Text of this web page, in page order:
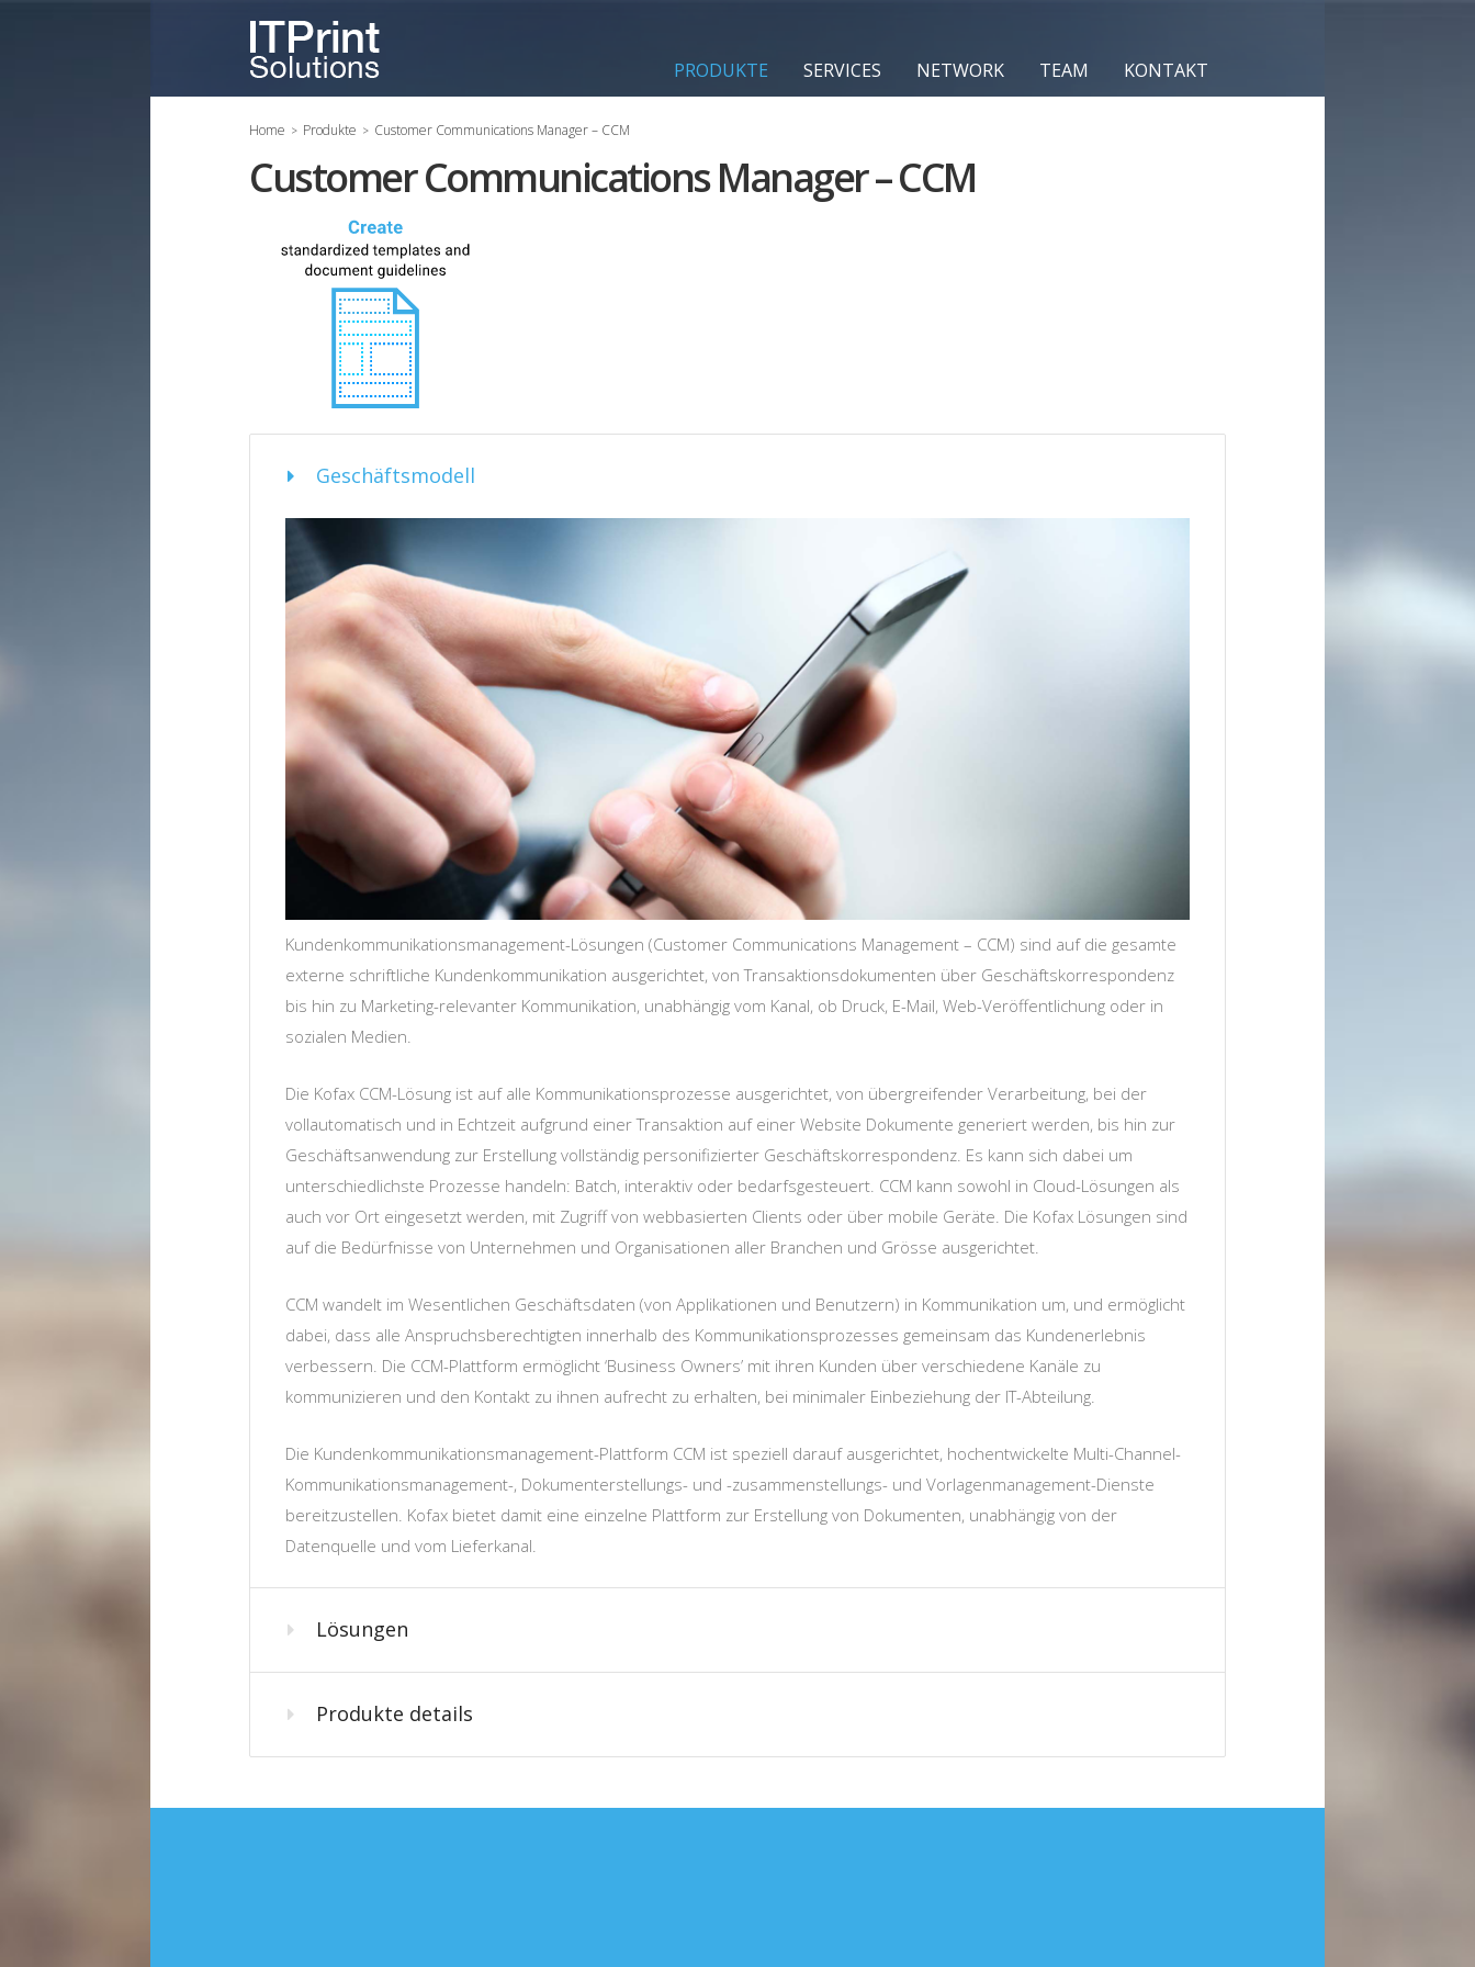
PRODUKTE SERVICES NETWORK TEAM KONTAKT
Home Produkte Customer Communications Manager – CCM
Customer Communications Manager – CCM
Geschäftsmodell
Kundenkommunikationsmanagement-Lösungen (Customer Communications Management – CCM) sind auf die gesamte
externe schriftliche Kundenkommunikation ausgerichtet, von Transaktionsdokumenten über Geschäftskorrespondenz
bis hin zu Marketing-relevanter Kommunikation, unabhängig vom Kanal, ob Druck, E-Mail, Web-Veröffentlichung oder in
sozialen Medien.
Die Kofax CCM-Lösung ist auf alle Kommunikationsprozesse ausgerichtet, von übergreifender Verarbeitung, bei der
vollautomatisch und in Echtzeit aufgrund einer Transaktion auf einer Website Dokumente generiert werden, bis hin zur
Geschäftsanwendung zur Erstellung vollständig personifizierter Geschäftskorrespondenz. Es kann sich dabei um
unterschiedlichste Prozesse handeln: Batch, interaktiv oder bedarfsgesteuert. CCM kann sowohl in Cloud-Lösungen als
auch vor Ort eingesetzt werden, mit Zugriff von webbasierten Clients oder über mobile Geräte. Die Kofax Lösungen sind
auf die Bedürfnisse von Unternehmen und Organisationen aller Branchen und Grösse ausgerichtet.
CCM wandelt im Wesentlichen Geschäftsdaten (von Applikationen und Benutzern) in Kommunikation um, und ermöglicht
dabei, dass alle Anspruchsberechtigten innerhalb des Kommunikationsprozesses gemeinsam das Kundenerlebnis
verbessern. Die CCM-Plattform ermöglicht ‘Business Owners’ mit ihren Kunden über verschiedene Kanäle zu
kommunizieren und den Kontakt zu ihnen aufrecht zu erhalten, bei minimaler Einbeziehung der IT-Abteilung.
Die Kundenkommunikationsmanagement-Plattform CCM ist speziell darauf ausgerichtet, hochentwickelte Multi-Channel-
Kommunikationsmanagement-, Dokumenterstellungs- und -zusammenstellungs- und Vorlagenmanagement-Dienste
bereitzustellen. Kofax bietet damit eine einzelne Plattform zur Erstellung von Dokumenten, unabhängig von der
Datenquelle und vom Lieferkanal.
Lösungen
Produkte details